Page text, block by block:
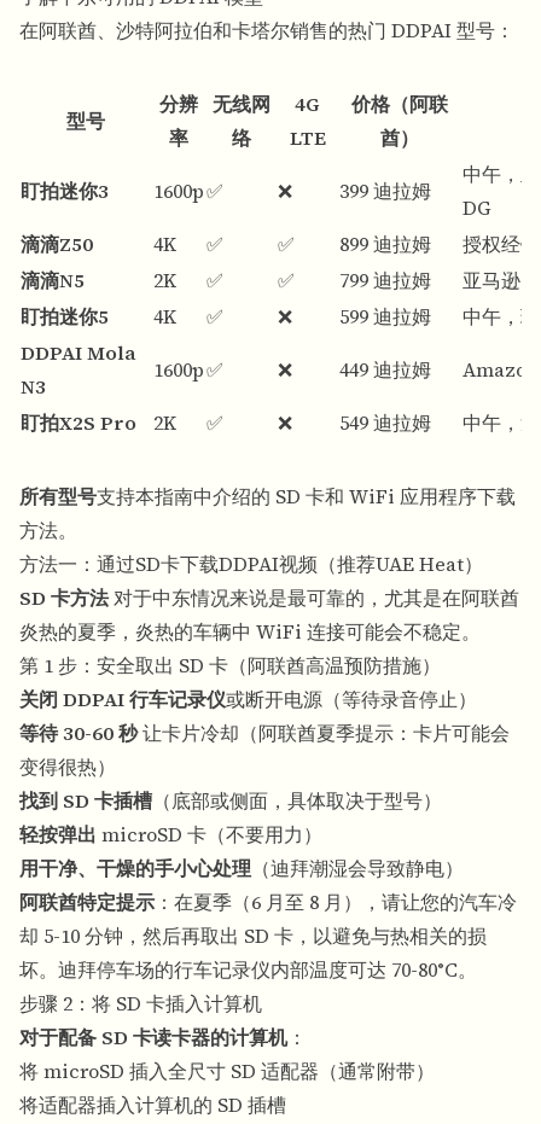
在阿联酋、沙特阿拉伯和卡塔尔销售的热门 DDPAI 型号：
型号
分辨
率
无线网
络
4G
LTE
价格（阿联
酋）
盯拍迷你3 1600p✅ ❌ 399 迪拉姆
中午，
DG
滴滴Z50
4K ✅ ✅ 899 迪拉姆
授权经
滴滴N5
2K ✅ ✅ 799 迪拉姆
亚马逊
盯拍迷你5
4K ✅ ❌ 599 迪拉姆
中午，
DDPAI Mola
N3
1600p✅ ❌ 449 迪拉姆
盯拍X2S Pro
2K ✅ ❌ 549 迪拉姆 中午，
所有型号支持本指南中介绍的 SD 卡和 WiFi 应用程序下载
方法。
方法一：通过SD卡下载DDPAI视频（推荐UAE Heat）
SD 卡方法对于中东情况来说是最可靠的，尤其是在阿联酋
炎热的夏季，炎热的车辆中 WiFi 连接可能会不稳定。
第 1 步：安全取出 SD 卡（阿联酋高温预防措施）
关闭 DDPAI 行车记录仪或断开电源（等待录音停止）
等待 30-60 秒让卡片冷却（阿联酋夏季提示：卡片可能会
变得很热）
找到 SD 卡插槽 （底部或侧面，具体取决于型号）
轻按弹出 microSD 卡（不要用力）
用干净、干燥的手小心处理 （迪拜潮湿会导致静电）
阿联酋特定提示 ：在夏季（6 月至 8 月），请让您的汽车冷
却 5-10 分钟，然后再取出 SD 卡，以避免与热相关的损
坏。迪拜停车场的行车记录仪内部温度可达 70-80°C。
步骤 2：将 SD 卡插入计算机
对于配备 SD 卡读卡器的计算机：
将 microSD 插入全尺寸 SD 适配器（通常附带）
将适配器插入计算机的 SD 插槽